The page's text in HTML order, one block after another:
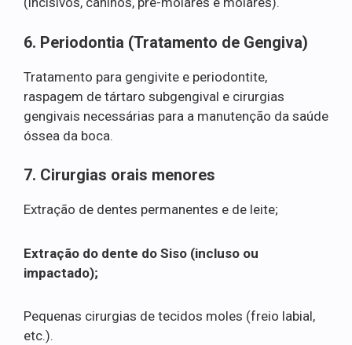
6. Periodontia (Tratamento de Gengiva)
Tratamento para gengivite e periodontite,
raspagem de tártaro subgengival e cirurgias
gengivais necessárias para a manutenção da saúde
óssea da boca.
7. Cirurgias orais menores
Extração de dentes permanentes e de leite;
Extração do dente do Siso (incluso ou
impactado);
Pequenas cirurgias de tecidos moles (freio labial,
etc.).